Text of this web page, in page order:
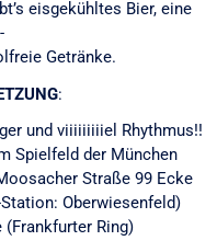
eisgekühltes Bier, eine
Getränke.
:
und viiiiiiiiiel Rhythmus!!
Spielfeld der München
Straße 99 Ecke
Oberwiesenfeld)
(Frankfurter Ring)